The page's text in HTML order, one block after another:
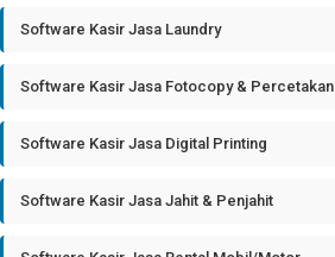
Software Kasir Jasa Laundry
Software Kasir Jasa Fotocopy & Percetakan
Software Kasir Jasa Digital Printing
Software Kasir Jasa Jahit & Penjahit